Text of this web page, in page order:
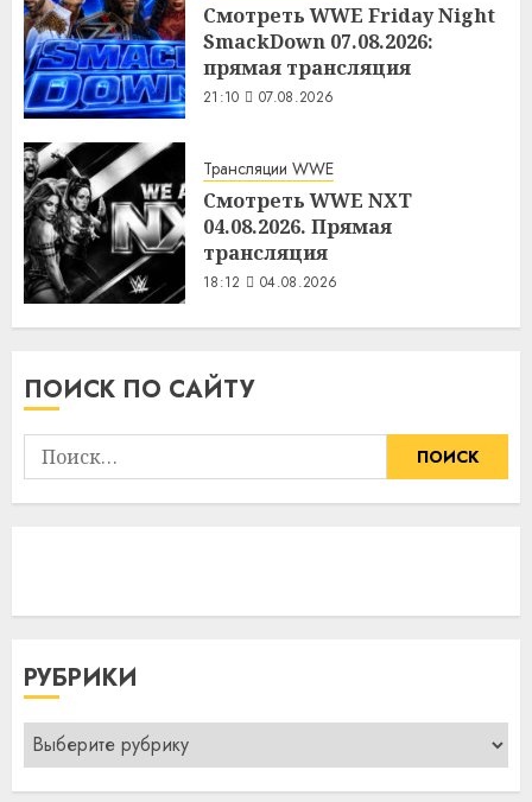
Смотреть WWE Friday Night
SmackDown 07.08.2026:
прямая трансляция
21:10 07.08.2026
Трансляции WWE
Смотреть WWE NXT
04.08.2026. Прямая
трансляция
18:12 04.08.2026
ПОИСК ПО САЙТУ
Найти:
РУБРИКИ
Рубрики